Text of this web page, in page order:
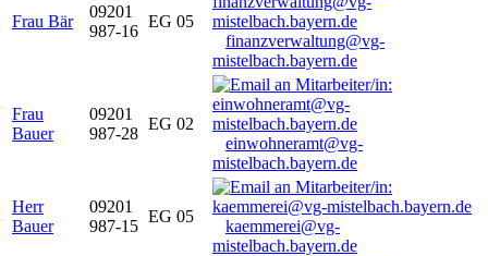
Frau Bär
09201
987-16
EG 05
finanzverwaltung@vg-
mistelbach.bayern.de
Frau
Bauer
09201
987-28
EG 02
einwohneramt@vg-
mistelbach.bayern.de
Herr
Bauer
09201
987-15
EG 05
kaemmerei@vg-
mistelbach.bayern.de